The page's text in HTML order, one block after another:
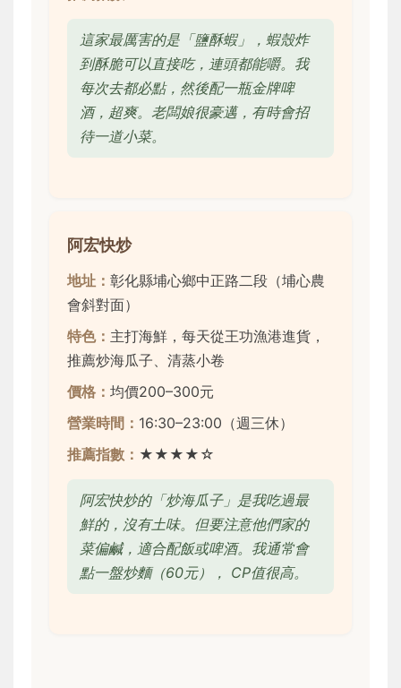
這家最厲害的是「鹽酥蝦」，蝦殼炸
到酥脆可以直接吃，連頭都能嚼。我
每次去都必點，然後配一瓶金牌啤
酒，超爽。老闆娘很豪邁，有時會招
待一道小菜。
阿宏快炒
地址： 彰化縣埔心鄉中正路二段（埔心農
會斜對面）
特色： 主打海鮮，每天從王功漁港進貨，
推薦炒海瓜子、清蒸小卷
價格： 均價200–300元
營業時間： 16:30–23:00（週三休）
推薦指數： ★★★★☆
阿宏快炒的「炒海瓜子」是我吃過最
鮮的，沒有土味。但要注意他們家的
菜偏鹹，適合配飯或啤酒。我通常會
點一盤炒麵（60元）， CP值很高。